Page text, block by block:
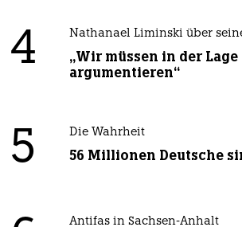
4 Nathanael Liminski über
„Wir müssen in der Lage
argumentieren“
5 Die Wahrheit
56 Millionen Deutsche
Antifas in Sachsen-Anhalt